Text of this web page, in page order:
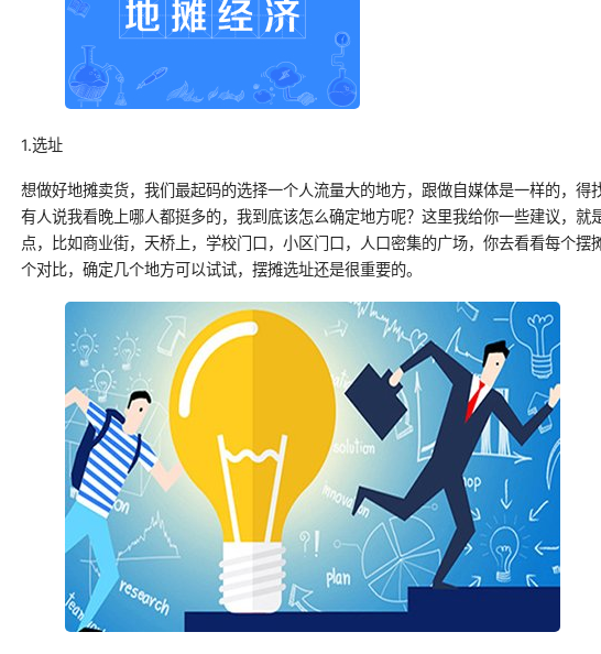
1.选址
想做好地摊卖货，我们最起码的选择一个人流量大的地方，跟做自媒体是一样的，得
有人说我看晚上哪人都挺多的，我到底该怎么确定地方呢？这里我给你一些建议，就
点，比如商业街，天桥上，学校门口，小区门口，人口密集的广场，你去看看每个摆
个对比，确定几个地方可以试试，摆摊选址还是很重要的。